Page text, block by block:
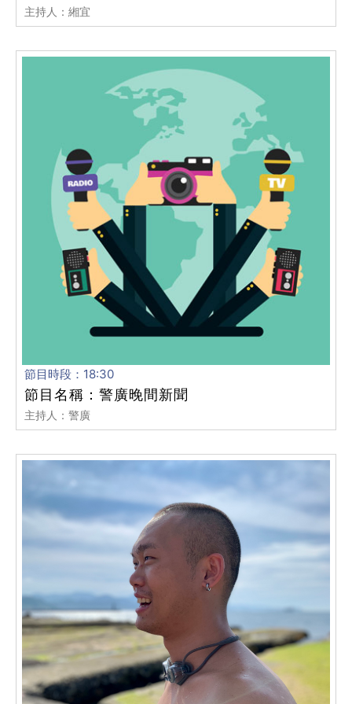
主持人：緗宜
節目時段：18:30
節目名稱：警廣晚間新聞
主持人：警廣